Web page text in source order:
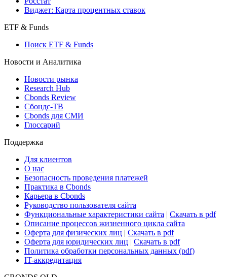
Консенсусы
Макроэкономика
Виджет: Карта процентных ставок
ETF & Funds
Поиск ETF & Funds
Новости и Аналитика
Новости рынка
Research Hub
Сбондс-ТВ
Глоссарий
Поддержка
Для клиентов
О нас
Безопасность проведения платежей
Практика в Cbonds
Карьера в Cbonds
Руководство пользователя сайта
Функциональные характеристики сайта|Скачать в pdf
Описание процессов жизненного цикла сайта